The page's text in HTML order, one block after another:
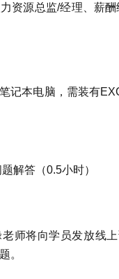
源总监/经理、薪酬
本电脑，需装有
答（0.5小时）
将向学员发放线上
。